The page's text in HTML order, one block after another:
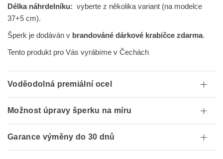
Délka náhrdelníku:vyberte z několika variant (na modelce
37+5 cm).
Šperk je dodáván v brandováné dárkové krabičce zdarma.
Tento produkt pro Vás vyrábíme v Čechách
Voděodolná premiální ocel
Možnost úpravy šperku na míru
Garance výměny do 30 dnů